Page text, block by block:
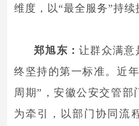
维度，以“最全服务”持续
郑旭东：让群众满意
终坚持的第一标准。近
周期”，安徽公安交管部
为牵引，以部门协同流